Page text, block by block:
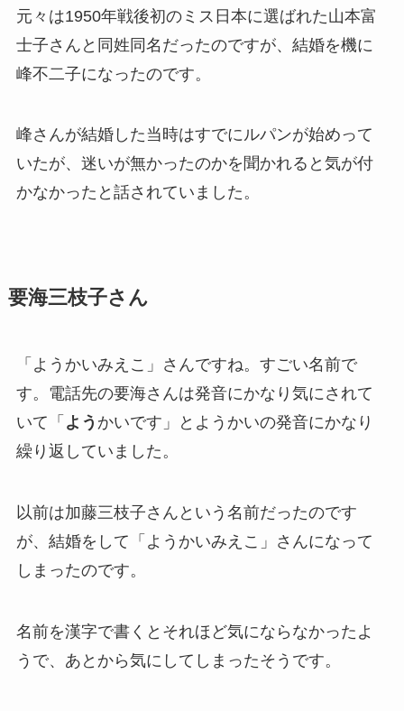
元々は1950年戦後初のミス日本に選ばれた山本富
士子さんと同姓同名だったのですが、結婚を機に
峰不二子になったのです。
峰さんが結婚した当時はすでにルパンが始めって
いたが、迷いが無かったのかを聞かれると気が付
かなかったと話されていました。
要海三枝子さん
「ようかいみえこ」さんですね。すごい名前で
す。電話先の要海さんは発音にかなり気にされて
いて「 よう かいです」とようかいの発音にかなり
繰り返していました。
以前は加藤三枝子さんという名前だったのです
が、結婚をして「ようかいみえこ」さんになって
しまったのです。
名前を漢字で書くとそれほど気にならなかったよ
うで、あとから気にしてしまったそうです。